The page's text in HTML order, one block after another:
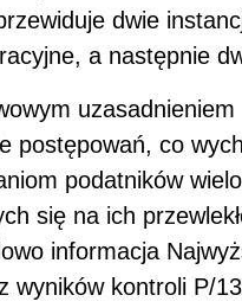
dwie
a następnie
postępowań, co
podatników
się na ich
informacja
wyników kontroli P/